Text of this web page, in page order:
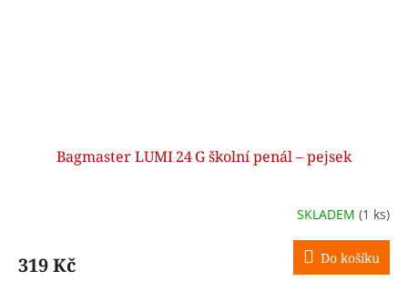
Bagmaster LUMI 24 G školní penál – pejsek
SKLADEM (1 ks)
319 Kč Do košíku